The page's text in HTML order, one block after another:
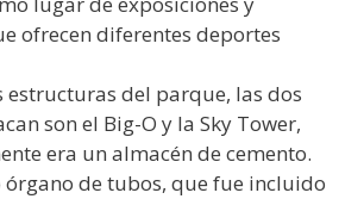
ofrecen diferentes deportes
estructuras del parque, las dos
son el Big-O y la Sky Tower,
era un almacén de cemento.
órgano de tubos, que fue incluido